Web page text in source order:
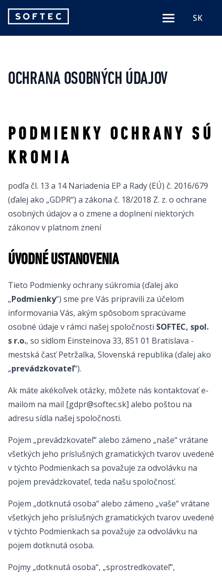
logo
Menu SK
OCHRANA OSOBNÝCH ÚDAJOV
P O D M I E N K Y O C H R A N Y S Ú
K R O M I A
podľa čl. 13 a 14 Nariadenia EP a Rady (EÚ) č. 2016/679
(ďalej ako „GDPR“) a zákona č. 18/2018 Z. z. o ochrane
osobných údajov a o zmene a doplnení niektorých
zákonov v platnom znení
ÚVODNÉ USTANOVENIA
Tieto Podmienky ochrany súkromia (ďalej ako
„Podmienky“) sme pre Vás pripravili za účelom
informovania Vás, akým spôsobom spracúvame
osobné údaje v rámci našej spoločnosti SOFTEC, spol.
s r.o., so sídlom Einsteinova 33, 851 01 Bratislava -
mestská časť Petržalka, Slovenská republika (ďalej ako
„prevádzkovateľ“).
Ak máte akékoľvek otázky, môžete nás kontaktovať e-
mailom na mail [gdpr@softec.sk] alebo poštou na
adresu sídla našej spoločnosti.
Pojem „prevádzkovateľ“ alebo zámeno „naše“ vrátane
všetkých jeho príslušných gramatických tvarov uvedené
v týchto Podmienkach sa považuje za odvolávku na
pojem prevádzkovateľ, teda našu spoločnosť.
Pojem „dotknutá osoba“ alebo zámeno „vaše“ vrátane
všetkých jeho príslušných gramatických tvarov uvedené
v týchto Podmienkach sa považuje za odvolávku na
pojem dotknutá osoba.
Pojmy „dotknutá osoba“, „sprostredkovateľ“,